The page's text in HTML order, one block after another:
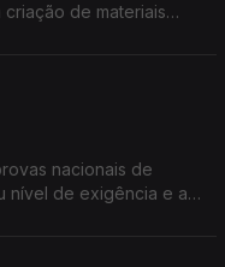
de materiais
nacionais de
nível de exigência e a